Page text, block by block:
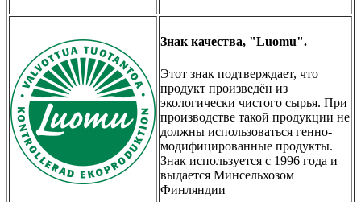
Знак качества, "Luomu".
Этот знак подтверждает, что
продукт произведён из
экологически чистого сырья. При
производстве такой продукции не
должны использоваться генно-
модифицированные продукты.
Знак используется с 1996 года и
выдается Минсельхозом
Финляндии